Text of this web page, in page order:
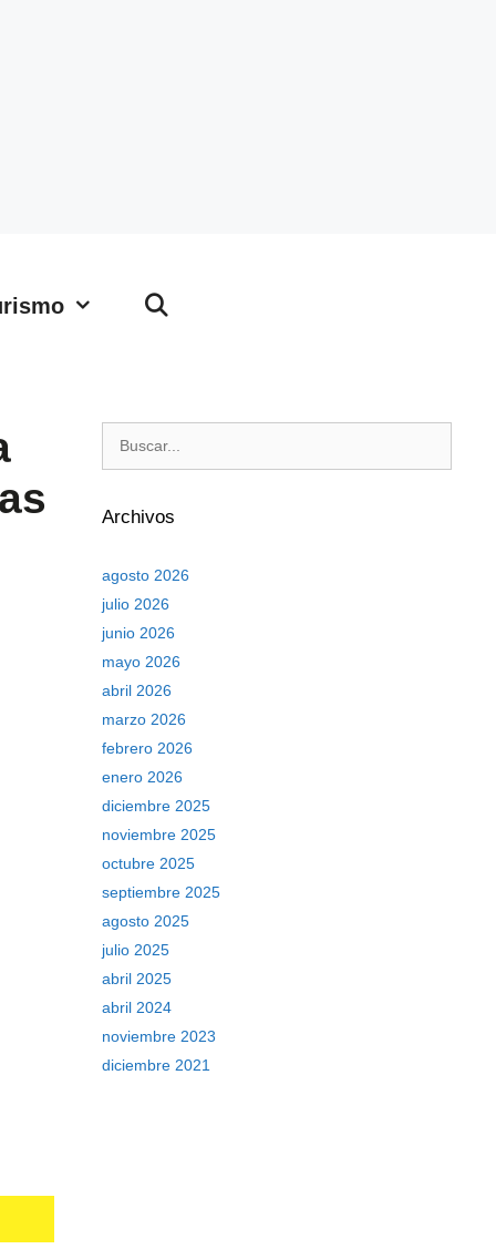
Archivos
agosto 2026
julio 2026
junio 2026
mayo 2026
abril 2026
marzo 2026
febrero 2026
enero 2026
diciembre 2025
noviembre 2025
octubre 2025
septiembre 2025
agosto 2025
julio 2025
abril 2025
abril 2024
noviembre 2023
diciembre 2021